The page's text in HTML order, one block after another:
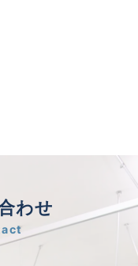
わせ